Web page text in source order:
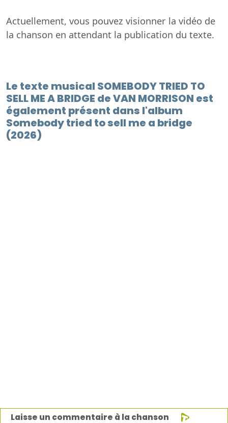
Actuellement, vous pouvez visionner la vidéo de
la chanson en attendant la publication du texte.
Le texte musical SOMEBODY TRIED TO
SELL ME A BRIDGE de VAN MORRISON est
également présent dans l'album
Somebody tried to sell me a bridge
(2026)
Laisse un commentaire à la chanson